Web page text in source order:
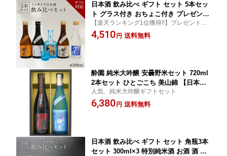
日本酒 飲み比べ ギフト セット 5本セッ
ト グラス付き おちょこ付き プレゼント
酔園 宅飲み 長野県 安曇野 送料無料 お
取り寄せ 詰め合わせ 日本酒セット ミニ
【楽天ランキング1位獲得!!】プレゼントや
内祝いにも◎！北アルプスの麓長野県安曇
野市、恵まれた自然環境の中で醸す日本
4,510 円 送料無料
酔園 純米大吟醸 安曇野米セット 720ml
2本セット ひとごこち 美山錦 【日本酒
長野県 安曇野 】 お酒 酒米 箱 ギフト プ
レゼント 瓶 お花見 お中元 詰め合わせ
人気、純米大吟醸ギフトセット
6,380 円 送料無料
日本酒 飲み比べ ギフト セット 角瓶3本
セット 300ml×3 特別純米酒 お酒 酒 宅